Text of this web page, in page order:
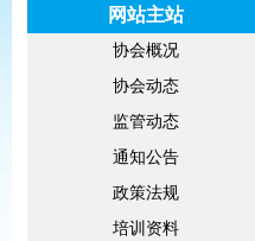
网站主站
协会概况
协会动态
监管动态
通知公告
政策法规
培训资料